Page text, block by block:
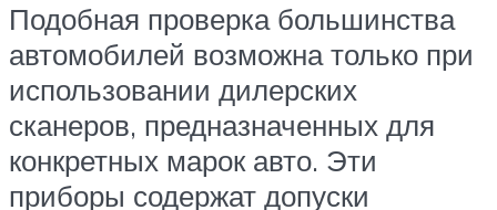
Подобная проверка большинства
автомобилей возможна только при
использовании дилерских
сканеров, предназначенных для
конкретных марок авто. Эти
приборы содержат допуски